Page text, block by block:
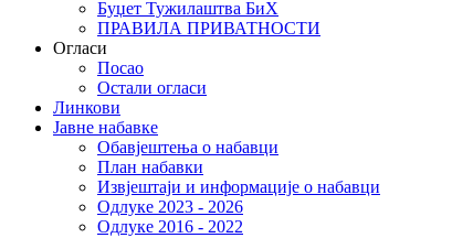
Буџет Тужилаштва БиХ
ПРАВИЛА ПРИВАТНОСТИ
Огласи
Посао
Остали огласи
Линкови
Јавне набавке
Обавјештења о набавци
План набавки
Извјештаји и информације о набавци
Одлуке 2023 - 2026
Одлуке 2016 - 2022